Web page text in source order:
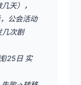
天），
公会活动
几次剧
)25日 实